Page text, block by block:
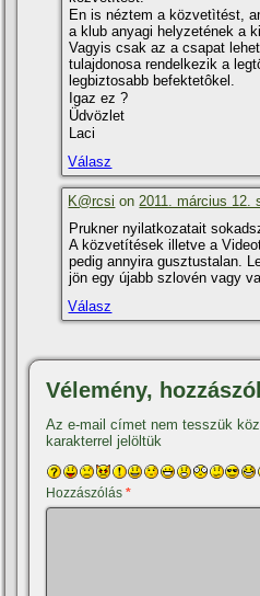
En is néztem a közvetìtést,
a klub anyagi helyzetének a
Vagyis csak az a csapat
tulajdonosa rendelkezik a
legbiztosabb befektetôkel.
Igaz ez ?
Üdvözlet
Laci
Válasz
K@rcsi on2011. március 12.
Prukner nyilatkozatait
A közvetí­tések illetve a
pedig annyira gusztustalan.
jön egy újabb szlovén vagy
Válasz
Vélemény,
Az e-mail címet nem tesszük
karakterrel jelöltük
Hozzászólás*